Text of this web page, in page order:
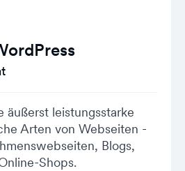
äußerst leistungsstarke
Arten von Webseiten -
Blogs,
Shops.